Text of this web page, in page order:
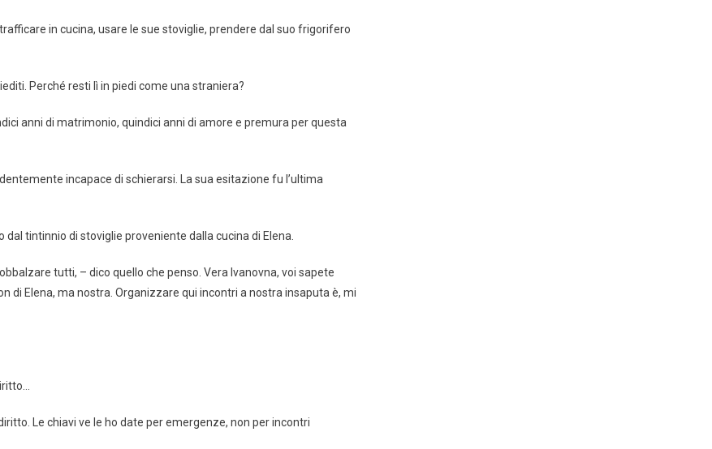
in cucina, usare le sue stoviglie, prendere dal suo frigorifero
Perché resti lì in piedi come una straniera?
anni di matrimonio, quindici anni di amore e premura per questa
incapace di schierarsi. La sua esitazione fu l’ultima
tintinnio di stoviglie proveniente dalla cucina di Elena.
tutti, – dico quello che penso. Vera Ivanovna, voi sapete
di Elena, ma nostra. Organizzare qui incontri a nostra insaputa è, mi
Le chiavi ve le ho date per emergenze, non per incontri